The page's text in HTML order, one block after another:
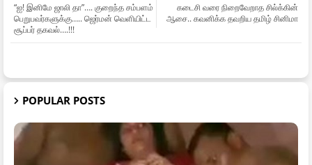
கடைசி வரை நிறைவேறாத சில்க்கின்
ஆசை.. கவனிக்க தவறிய தமிழ் சினிமா
“ஐ! இனிமே ஜாலி தா”…. குறைந்த சம்பளம்
பெறுபவர்களுக்கு….. ஜெர்மன் வெளியிட்ட
சூப்பர் தகவல்….!!!
POPULAR POSTS